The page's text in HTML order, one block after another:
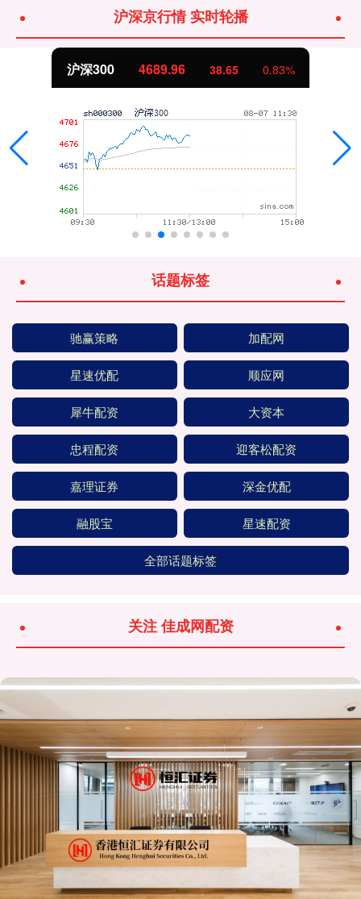
沪深京行情 实时轮播
北证50 1129.72 6.84 0.61%
话题标签
驰赢策略 加配网
星速优配 顺应网
犀牛配资 大资本
忠程配资 迎客松配资
嘉理证券 深金优配
融股宝 星速配资
全部话题标签
关注 佳成网配资